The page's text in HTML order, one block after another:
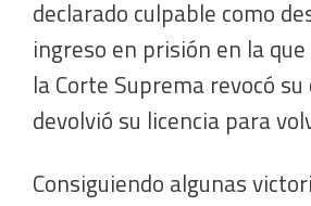
declarado culpable como
ingreso en prisión en la
la Corte Suprema revocó
devolvió su licencia para
Consiguiendo algunas